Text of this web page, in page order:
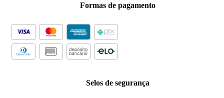
Formas de pagamento
Selos de segurança